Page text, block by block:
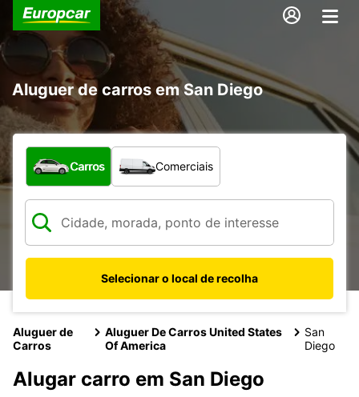
Aluguer de carros em San Diego
Que tipo de veículo pretende?
Carros Comerciais
Selecionar o local de recolha
Aluguer de
Carros
Aluguer De Carros United States
Of America
San
Diego
Alugar carro em San Diego